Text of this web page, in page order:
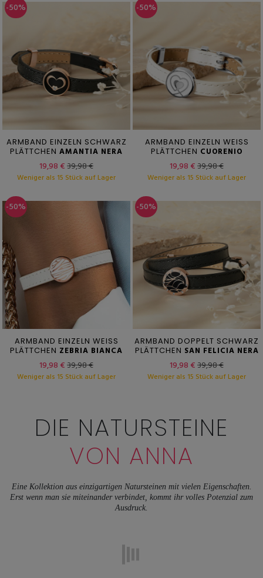
-50%
ARMBAND EINZELN SCHWARZ
PLÄTTCHEN AMANTIA NERA
19,98 €39,98 €
Weniger als 15 Stück auf Lager
-50%
ARMBAND EINZELN WEISS
PLÄTTCHEN CUORENIO
19,98 €39,98 €
Weniger als 15 Stück auf Lager
-50%
ARMBAND EINZELN WEISS
PLÄTTCHEN ZEBRIA BIANCA
19,98 €39,98 €
Weniger als 15 Stück auf Lager
-50%
ARMBAND DOPPELT SCHWARZ
PLÄTTCHEN SAN FELICIA NERA
19,98 €39,98 €
Weniger als 15 Stück auf Lager
DIE NATURSTEINE
VON ANNA
Eine Kollektion aus einzigartigen Natursteinen mit vielen Eigenschaften.
Erst wenn man sie miteinander verbindet, kommt ihr volles Potenzial zum
Ausdruck.